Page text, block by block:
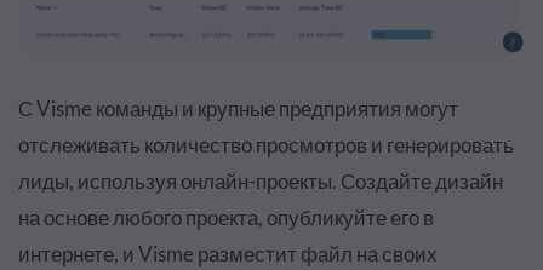
С Visme команды и крупные предприятия могут
отслеживать количество просмотров и генерировать
лиды, используя онлайн-проекты. Создайте дизайн
на основе любого проекта, опубликуйте его в
интернете, и Visme разместит файл на своих